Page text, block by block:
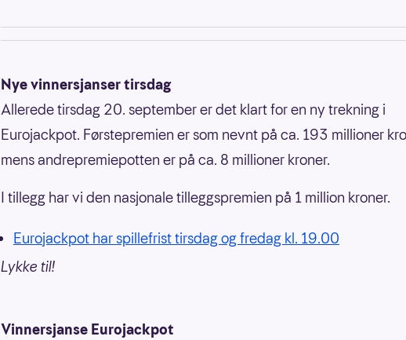
Nye vinnersjanser tirsdag
Allerede tirsdag 20. september er det klart for en ny trekning i
Eurojackpot. Førstepremien er som nevnt på ca. 193 millioner
mens andrepremiepotten er på ca. 8 millioner kroner.
I tillegg har vi den nasjonale tilleggspremien på 1 million kroner.
Eurojackpot har spillefrist tirsdag og fredag kl. 19.00
Lykke til!
Vinnersjanse Eurojackpot